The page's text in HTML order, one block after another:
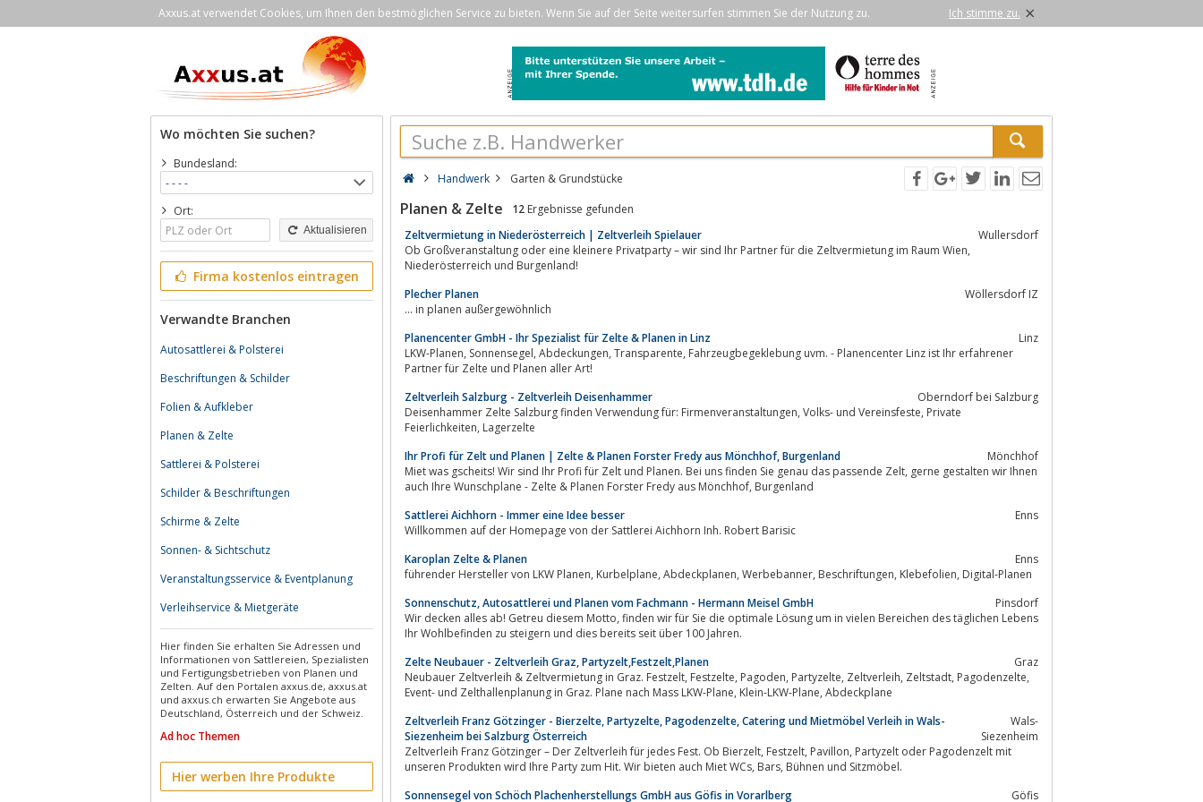
Axxus.at verwendet Cookies, um Ihnen den bestmöglichen Service zu bieten. Wenn Sie auf der Seite weitersurfen stimmen Sie der Nutzung zu. Ich stimme zu. ×
Wo möchten Sie suchen?
Bundesland:
Ort:
Aktualisieren
Firma kostenlos eintragen
Verwandte Branchen
Autosattlerei & Polsterei
Beschriftungen & Schilder
Folien & Aufkleber
Planen & Zelte
Sattlerei & Polsterei
Schilder & Beschriftungen
Schirme & Zelte
Sonnen- & Sichtschutz
Veranstaltungsservice & Eventplanung
Verleihservice & Mietgeräte
Hier finden Sie erhalten Sie Adressen und
Informationen von Sattlereien, Spezialisten
und Fertigungsbetrieben von Planen und
Zelten. Auf den Portalen axxus.de, axxus.at
und axxus.ch erwarten Sie Angebote aus
Deutschland, Österreich und der Schweiz.
Ad hoc Themen
Hier werben Ihre Produkte
Handwerk Garten & Grundstücke
Planen & Zelte 12 Ergebnisse gefunden
Zeltvermietung in Niederösterreich | Zeltverleih Spielauer
Wullersdorf
Ob Großveranstaltung oder eine kleinere Privatparty – wir sind Ihr Partner für die Zeltvermietung im Raum Wien,
Niederösterreich und Burgenland!
Plecher Planen
Wöllersdorf IZ
... in planen außergewöhnlich
Planencenter GmbH - Ihr Spezialist für Zelte & Planen in Linz
Linz
LKW-Planen, Sonnensegel, Abdeckungen, Transparente, Fahrzeugbegeklebung uvm. - Planencenter Linz ist Ihr erfahrener
Partner für Zelte und Planen aller Art!
Zeltverleih Salzburg - Zeltverleih Deisenhammer
Oberndorf bei Salzburg
Deisenhammer Zelte Salzburg finden Verwendung für: Firmenveranstaltungen, Volks- und Vereinsfeste, Private
Feierlichkeiten, Lagerzelte
Ihr Profi für Zelt und Planen | Zelte & Planen Forster Fredy aus Mönchhof, Burgenland
Mönchhof
Miet was gscheits! Wir sind Ihr Profi für Zelt und Planen. Bei uns finden Sie genau das passende Zelt, gerne gestalten wir Ihnen
auch Ihre Wunschplane - Zelte & Planen Forster Fredy aus Mönchhof, Burgenland
Sattlerei Aichhorn - Immer eine Idee besser
Enns
Willkommen auf der Homepage von der Sattlerei Aichhorn Inh. Robert Barisic
Karoplan Zelte & Planen
Enns
führender Hersteller von LKW Planen, Kurbelplane, Abdeckplanen, Werbebanner, Beschriftungen, Klebefolien, Digital-Planen
Sonnenschutz, Autosattlerei und Planen vom Fachmann - Hermann Meisel GmbH
Pinsdorf
Wir decken alles ab! Getreu diesem Motto, finden wir für Sie die optimale Lösung um in vielen Bereichen des täglichen Lebens
Ihr Wohlbefinden zu steigern und dies bereits seit über 100 Jahren.
Zelte Neubauer - Zeltverleih Graz, Partyzelt,Festzelt,Planen
Graz
Neubauer Zeltverleih & Zeltvermietung in Graz. Festzelt, Festzelte, Pagoden, Partyzelte, Zeltverleih, Zeltstadt, Pagodenzelte,
Event- und Zelthallenplanung in Graz. Plane nach Mass LKW-Plane, Klein-LKW-Plane, Abdeckplane
Zeltverleih Franz Götzinger - Bierzelte, Partyzelte, Pagodenzelte, Catering und Mietmöbel Verleih in Wals-
Siezenheim bei Salzburg Österreich
Wals-
Siezenheim
Zeltverleih Franz Götzinger – Der Zeltverleih für jedes Fest. Ob Bierzelt, Festzelt, Pavillon, Partyzelt oder Pagodenzelt mit
unseren Produkten wird Ihre Party zum Hit. Wir bieten auch Miet WCs, Bars, Bühnen und Sitzmöbel.
Sonnensegel von Schöch Plachenherstellungs GmbH aus Göfis in Vorarlberg
Göfis